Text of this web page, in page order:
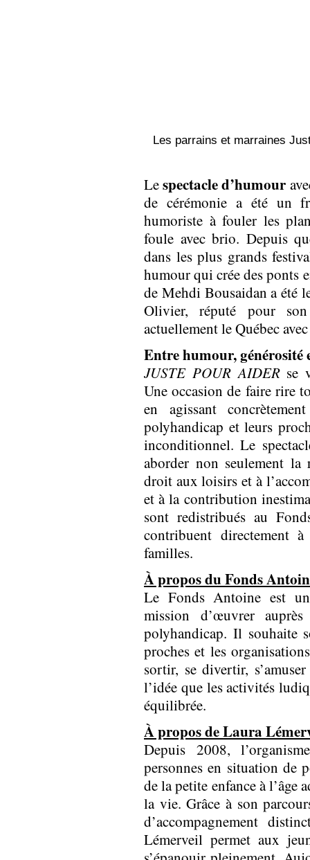
Les parrains et marraines
Lespectacle d’humour
de cérémonie a été un
humoriste à fouler les
foule avec brio. Depuis
dans les plus grands
humour qui crée des ponts
de Mehdi Bousaidan a été
Olivier, réputé pour
actuellement le Québec
Entre humour, générosité
JUSTE POUR AIDERse
Une occasion de faire rire
en agissant
polyhandicap et leurs
inconditionnel. Le
aborder non seulement la
droit aux loisirs et à
et à la contribution
sont redistribués au
contribuent directement
familles.
À propos du Fonds
Le Fonds Antoine est
mission d’œuvrer
polyhandicap. Il souhaite
proches et les
sortir, se divertir,
l’idée que les activités
équilibrée.
À propos de Laura
Depuis 2008,
personnes en situation de
de la petite enfance à l’âge
la vie. Grâce à son
d’accompagnement
Lémerveil permet aux